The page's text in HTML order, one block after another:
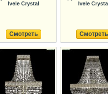
Ivele Crystal
Смотреть
Ivele
Смотреть